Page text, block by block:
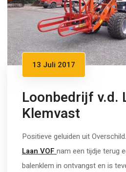
13 Juli 2017
Loonbedrijf v.d.
Klemvast
Positieve geluiden uit Overschild.
Laan VOF nam een tijdje terug
balenklem in ontvangst en is